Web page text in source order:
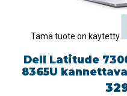
Tämä tuote on käytetty.
Dell Latitude
8365U